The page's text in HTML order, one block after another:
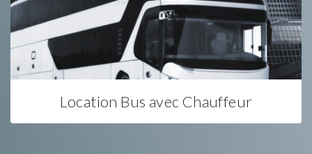
Location Bus avec Chauffeur